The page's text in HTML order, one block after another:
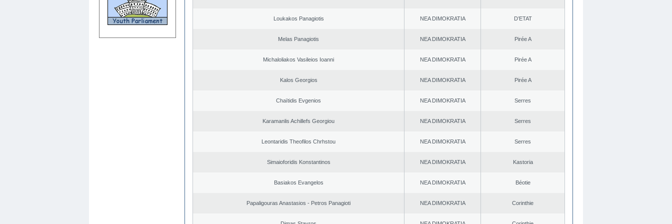
Loukakos Panagiotis NEA DΙMOKRATIA D’ETAT
Melas Panagiotis NEA DΙMOKRATIA Pirée A
Michaloliakos Vasileios Ioanni NEA DΙMOKRATIA Pirée A
Kalos Georgios NEA DΙMOKRATIA Pirée A
Chaïtidis Evgenios NEA DΙMOKRATIA Serres
Karamanlis Achillefs Georgiou NEA DΙMOKRATIA Serres
Leontaridis Theofilos Chrhstou NEA DΙMOKRATIA Serres
Simaioforidis Konstantinos NEA DΙMOKRATIA Kastoria
Basiakos Evangelos NEA DΙMOKRATIA Béotie
Papaligouras Anastasios - Petros Panagioti NEA DΙMOKRATIA Corinthie